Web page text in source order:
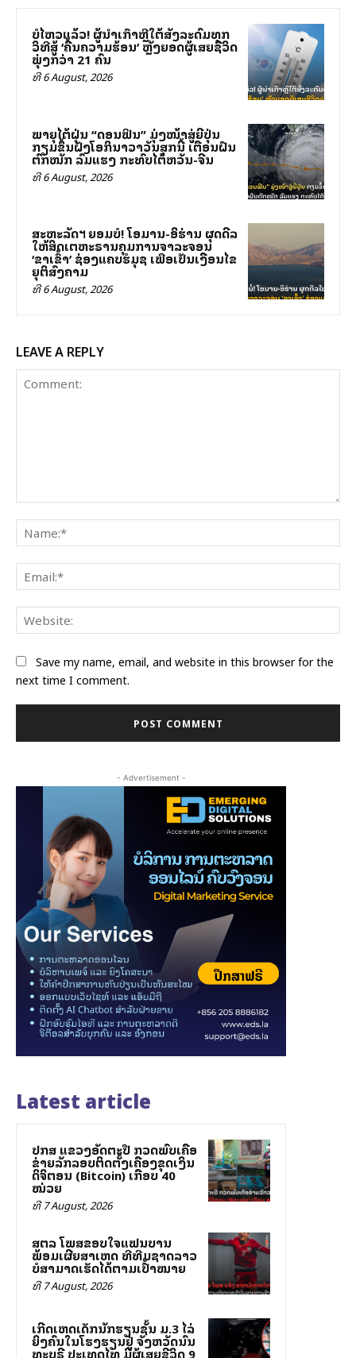
ບໍ່ໄຫວແລ້ວ! ຜູ້ນຳເກົາຫຼີໃຕ້ສັ່ງລະດົມທຸກ
ວິທີສູ້ ‘ຄື້ນຄວາມຮ້ອນ’ ຫຼັງຍອດຜູ້ເສຍຊີວິດ
ພຸ່ງກວ່າ 21 ຄົນ
ທີ 6 August, 2026
ພາຍຸໄຕ້ຝຸ່ນ “ດອນຟິນ” ມຸ່ງໜ້າສູ່ຍີ່ປຸ່ນ
ກຽມຂຶ້ນຝັ່ງໂອກິນາວາວັນສຸກນີ້ ເຕືອນຝົນ
ຕົກໜັກ ລົມແຮງ ກະທົບໄຕ້ຫວັນ-ຈີນ
ທີ 6 August, 2026
ສະຫະລັດฯ ຍອມບໍ່! ໂອມານ-ອິຮ່ານ ຜຸດດີລ
ໃຫ້ສິດເຕຫະຣານຄຸມການຈາລະຈອນ
‘ຂາເຂົ້າ’ ຊ່ອງແຄບຮໍມຸຊ ເພື່ອເປັນເງື່ອນໄຂ
ຍຸຕິສົງຄາມ
ທີ 6 August, 2026
LEAVE A REPLY
Save my name, email, and website in this browser for the
next time I comment.
- Advertisement -
Latest article
ປກສ ແຂວງອັດຕະປື ກວດພົບເຄືອ
ຂ່າຍລັກລອບຕິດຕັ້ງເຄື່ອງຂຸດເງິນ
ດິຈິຕອນ (Bitcoin) ເກືອບ 40
ໝ່ວຍ
ທີ 7 August, 2026
ສຕລ ໂພສຂອບໃຈແຟນບານ
ພ້ອມເຜີຍສາເຫດ ທີ່ທີມຊາດລາວ
ບໍ່ສາມາດເຮັດໄດ້ຕາມເປົ້າໝາຍ
ທີ 7 August, 2026
ເກີດເຫດເດັກນັກຮຽນຊັ້ນ ມ.3 ໄລ່
ຍິງຄົນໃນໂຮງຮຽນຢູ່ ຈັງຫວັດນົນ
ທະບຸຣີ ປະເທດໄທ ມີຜູ້ເສຍຊີວິດ 9